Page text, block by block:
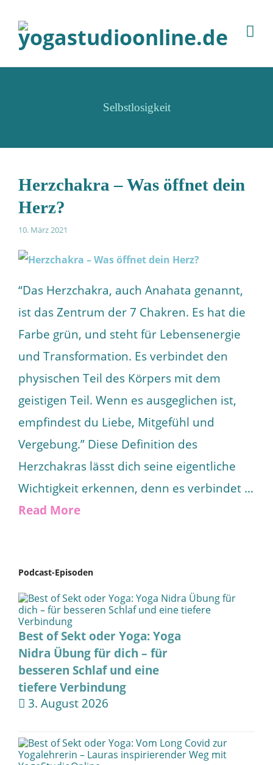
Selbstlosigkeit
Herzchakra – Was öffnet dein
Herz?
10. März 2021
“Das Herzchakra, auch Anahata genannt,
ist das Zentrum der 7 Chakren. Es hat die
Farbe grün, und steht für Lebensenergie
und Transformation. Es verbindet den
physischen Teil des Körpers mit dem
geistigen Teil. Wenn es ausgeglichen ist,
empfindest du Liebe, Mitgefühl und
Vergebung.” Diese Definition des
Herzchakras lässt dich seine eigentliche
Wichtigkeit erkennen, denn es verbindet …
Read More
Podcast-Episoden
Best of Sekt oder Yoga: Yoga
Nidra Übung für dich – für
besseren Schlaf und eine
tiefere Verbindung
3. August 2026